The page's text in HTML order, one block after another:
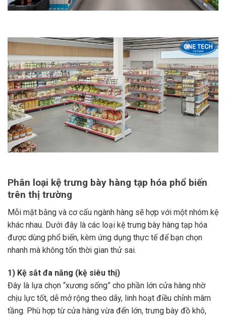
Phân loại kệ trưng bày hàng tạp hóa phổ biến
trên thị trường
Mỗi mặt bằng và cơ cấu ngành hàng sẽ hợp với một nhóm kệ
khác nhau. Dưới đây là các loại kệ trưng bày hàng tạp hóa
được dùng phổ biến, kèm ứng dụng thực tế để bạn chọn
nhanh mà không tốn thời gian thử sai.
1) Kệ sắt đa năng (kệ siêu thị)
Đây là lựa chọn “xương sống” cho phần lớn cửa hàng nhờ
chịu lực tốt, dễ mở rộng theo dãy, linh hoạt điều chỉnh mâm
tầng. Phù hợp từ cửa hàng vừa đến lớn, trưng bày đồ khô,